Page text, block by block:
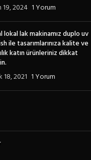
19, 2024 1 Yorum
lokal lak makinamız duplo uv
ile tasarımlarınıza kalite ve
katın ürünleriniz dikkat
18, 2021 1 Yorum